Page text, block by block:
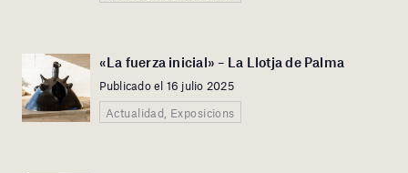
«La fuerza inicial» – La Llotja de Palma
Publicado el 16 julio 2025
Actualidad, Exposicions